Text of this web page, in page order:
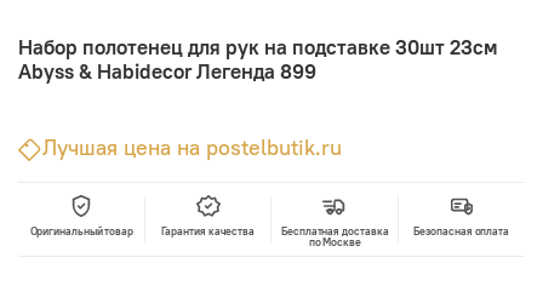
Набор полотенец для рук на подставке 30шт 23см
Abyss & Habidecor Легенда 899
Лучшая цена на postelbutik.ru
Оригинальный товар Гарантия качества
Бесплатная доставка
по Москве
Безопасная оплата